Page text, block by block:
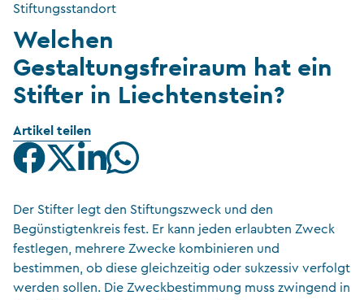
Stiftungsstandort
Welchen
Gestaltungsfreiraum hat ein
Stifter in Liechtenstein?
Artikel teilen
Der Stifter legt den Stiftungszweck und den
Begünstigtenkreis fest. Er kann jeden erlaubten Zweck
festlegen, mehrere Zwecke kombinieren und
bestimmen, ob diese gleichzeitig oder sukzessiv verfolgt
werden sollen. Die Zweckbestimmung muss zwingend in